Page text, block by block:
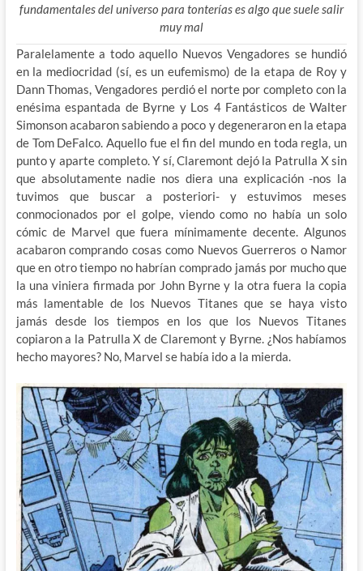
fundamentales del universo para tonterías es algo que suele salir
muy mal
Paralelamente a todo aquello Nuevos Vengadores se hundió
en la mediocridad (sí, es un eufemismo) de la etapa de Roy y
Dann Thomas, Vengadores perdió el norte por completo con la
enésima espantada de Byrne y Los 4 Fantásticos de Walter
Simonson acabaron sabiendo a poco y degeneraron en la etapa
de Tom DeFalco. Aquello fue el fin del mundo en toda regla, un
punto y aparte completo. Y sí, Claremont dejó la Patrulla X sin
que absolutamente nadie nos diera una explicación -nos la
tuvimos que buscar a posteriori- y estuvimos meses
conmocionados por el golpe, viendo como no había un solo
cómic de Marvel que fuera mínimamente decente. Algunos
acabaron comprando cosas como Nuevos Guerreros o Namor
que en otro tiempo no habrían comprado jamás por mucho que
la una viniera firmada por John Byrne y la otra fuera la copia
más lamentable de los Nuevos Titanes que se haya visto
jamás desde los tiempos en los que los Nuevos Titanes
copiaron a la Patrulla X de Claremont y Byrne. ¿Nos habíamos
hecho mayores? No, Marvel se había ido a la mierda.